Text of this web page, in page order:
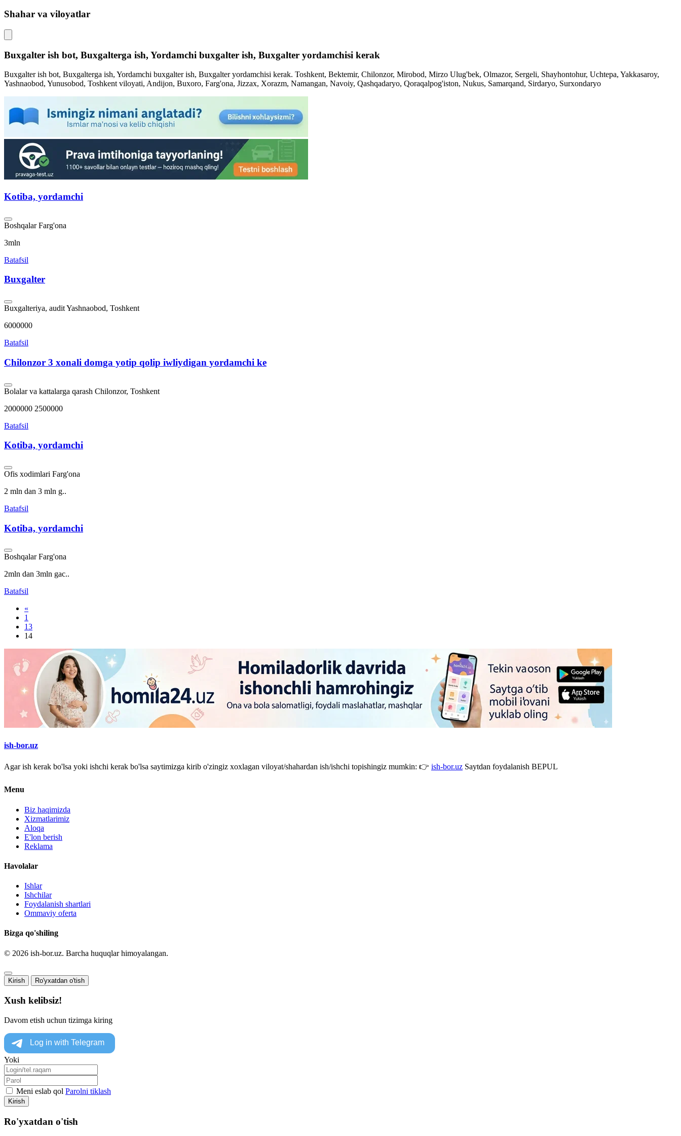
Shahar va viloyatlar
Buxgalter ish bot, Buxgalterga ish, Yordamchi buxgalter ish, Buxgalter yordamchisi kerak
Buxgalter ish bot, Buxgalterga ish, Yordamchi buxgalter ish, Buxgalter yordamchisi kerak. Toshkent, Bektemir, Chilonzor, Mirobod, Mirzo Ulug'bek, Olmazor, Sergeli, Shayhontohur, Uchtepa, Yakkasaroy,
Yashnaobod, Yunusobod, Toshkent viloyati, Andijon, Buxoro, Farg'ona, Jizzax, Xorazm, Namangan, Navoiy, Qashqadaryo, Qoraqalpog'iston, Nukus, Samarqand, Sirdaryo, Surxondaryo
Kotiba, yordamchi
Boshqalar Farg'ona
3mln
Batafsil
Buxgalter
Buxgalteriya, auditYashnaobod, Toshkent
6000000
Batafsil
Chilonzor 3 xonali domga yotip qolip iwliydigan yordamchi ke
Bolalar va kattalarga qarash Chilonzor, Toshkent
2000000 2500000
Batafsil
Kotiba, yordamchi
Ofis xodimlari Farg'ona
2 mln dan 3 mln g..
Batafsil
Kotiba, yordamchi
Boshqalar Farg'ona
2mln dan 3mln gac..
Batafsil
«
1
13
14
ish-bor.uz
Agar ish kerak bo'lsa yoki ishchi kerak bo'lsa saytimizga kirib o'zingiz xoxlagan viloyat/shahardan ish/ishchi topishingiz mumkin: 👉 ish-bor.uz Saytdan foydalanish BEPUL
Menu
Biz haqimizda
Xizmatlarimiz
Aloqa
E'lon berish
Reklama
Havolalar
Ishlar
Ishchilar
Foydalanish shartlari
Ommaviy oferta
Bizga qo'shiling
© 2026 ish-bor.uz. Barcha huquqlar himoyalangan.
Kirish Ro'yxatdan o'tish
Xush kelibsiz!
Davom etish uchun tizimga kiring
Yoki
Meni eslab qol Parolni tiklash
Kirish
Ro'yxatdan o'tish